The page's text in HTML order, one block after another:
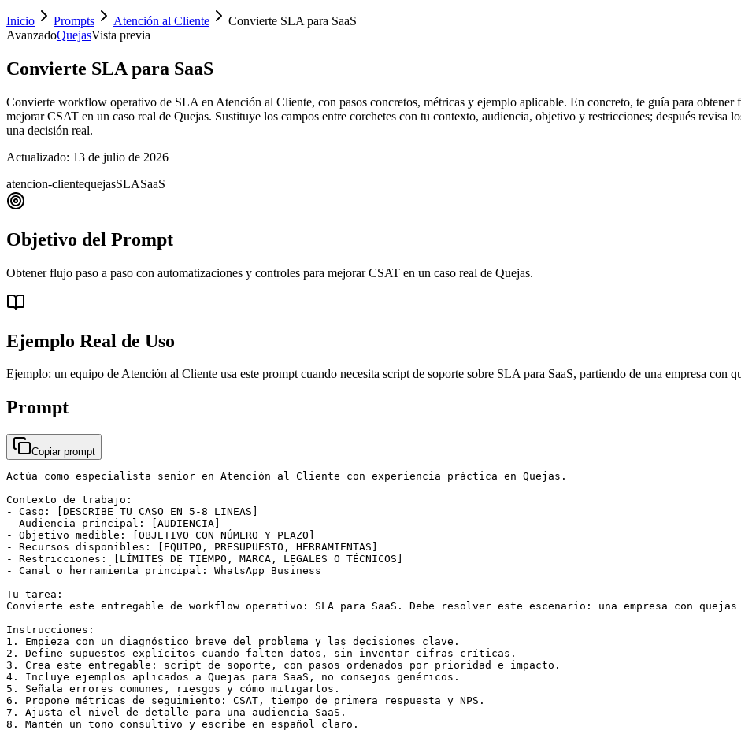
Inicio Prompts Atención al Cliente
Convierte SLA para SaaS
AvanzadoQuejasVista previa
Convierte SLA para SaaS
Convierte workflow operativo de SLA en Atención al Cliente, con pasos concretos, métricas y ejemplo aplicable. En concreto, te guía para obtener
mejorar CSAT en un caso real de Quejas. Sustituye los campos entre corchetes con tu contexto, audiencia, objetivo y restricciones; después revisa
una decisión real.
Actualizado: 13 de julio de 2026
atencion-clientequejasSLASaaS
Objetivo del Prompt
Obtener flujo paso a paso con automatizaciones y controles para mejorar CSAT en un caso real de Quejas.
Ejemplo Real de Uso
Ejemplo: un equipo de Atención al Cliente usa este prompt cuando necesita script de soporte sobre SLA para SaaS, partiendo de una empresa con
Prompt
Copiar prompt
Actúa como especialista senior en Atención al Cliente con experiencia práctica en Quejas.
Contexto de trabajo:
- Caso: [DESCRIBE TU CASO EN 5-8 LINEAS]
- Audiencia principal: [AUDIENCIA]
- Objetivo medible: [OBJETIVO CON NÚMERO Y PLAZO]
- Recursos disponibles: [EQUIPO, PRESUPUESTO, HERRAMIENTAS]
- Restricciones: [LÍMITES DE TIEMPO, MARCA, LEGALES O TÉCNICOS]
- Canal o herramienta principal: WhatsApp Business
Tu tarea:
Convierte este entregable de workflow operativo: SLA para SaaS. Debe resolver este escenario: una empresa con
Instrucciones:
1. Empieza con un diagnóstico breve del problema y las decisiones clave.
2. Define supuestos explícitos cuando falten datos, sin inventar cifras críticas.
3. Crea este entregable: script de soporte, con pasos ordenados por prioridad e impacto.
4. Incluye ejemplos aplicados a Quejas para SaaS, no consejos genéricos.
5. Señala errores comunes, riesgos y cómo mitigarlos.
6. Propone métricas de seguimiento: CSAT, tiempo de primera respuesta y NPS.
7. Ajusta el nivel de detalle para una audiencia SaaS.
8. Mantén un tono consultivo y escribe en español claro.